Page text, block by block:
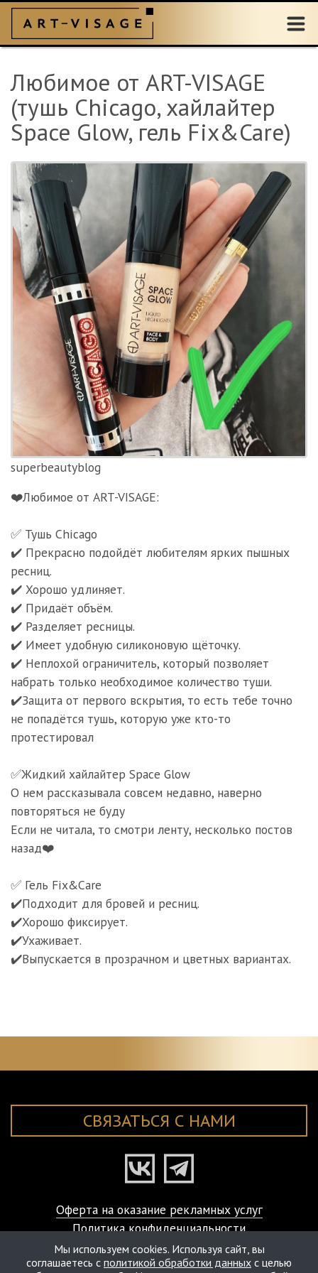
Любимое от ART-VISAGE
(тушь Chicago, хайлайтер
Space Glow, гель Fix&Care)
superbeautyblog
❤️Любимое от ART-VISAGE:
✅ Тушь Chicago
✔️ Прекрасно подойдёт любителям ярких пышных
ресниц.
✔️ Хорошо удлиняет.
✔️ Придаёт объём.
✔️ Разделяет ресницы.
✔️ Имеет удобную силиконовую щёточку.
✔️ Неплохой ограничитель, который позволяет
набрать только необходимое количество туши.
✔️Защита от первого вскрытия, то есть тебе точно
не попадётся тушь, которую уже кто-то
протестировал
✅Жидкий хайлайтер Space Glow
О нем рассказывала совсем недавно, наверно
повторяться не буду
Если не читала, то смотри ленту, несколько постов
назад❤️
✅ Гель Fix&Care
✔️Подходит для бровей и ресниц.
✔️Хорошо фиксирует.
✔️Ухаживает.
✔️Выпускается в прозрачном и цветных вариантах.
СВЯЗАТЬСЯ С НАМИ
Оферта на оказание рекламных услуг
Политика конфиденциальности
© ART-VISAGE Studio Laboratory, 2000-2026
Мы используем cookies. Используя сайт, вы
соглашаетесь с политикой обработки данных с целью